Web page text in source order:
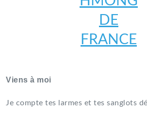
DES HMONG DE
Viens à moi
Je compte tes larmes et tes sanglots